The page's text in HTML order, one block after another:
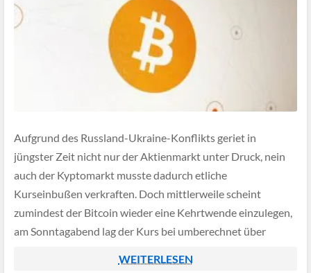
Aufgrund des Russland-Ukraine-Konflikts geriet in
jüngster Zeit nicht nur der Aktienmarkt unter Druck, nein
auch der Kyptomarkt musste dadurch etliche
Kurseinbußen verkraften. Doch mittlerweile scheint
zumindest der Bitcoin wieder eine Kehrtwende einzulegen,
am Sonntagabend lag der Kurs bei umberechnet über
höher als noch vor einer Woche.
WEITERLESEN